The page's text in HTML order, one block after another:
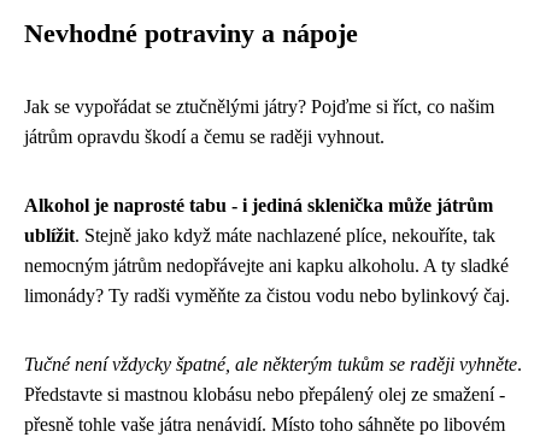
Nevhodné potraviny a nápoje
Jak se vypořádat se ztučnělými játry? Pojďme si říct, co našim
játrům opravdu škodí a čemu se raději vyhnout.
Alkohol je naprosté tabu - i jediná sklenička může játrům
ublížit. Stejně jako když máte nachlazené plíce, nekouříte, tak
nemocným játrům nedopřávejte ani kapku alkoholu. A ty sladké
limonády? Ty radši vyměňte za čistou vodu nebo bylinkový čaj.
Tučné není vždycky špatné, ale některým tukům se raději vyhněte.
Představte si mastnou klobásu nebo přepálený olej ze smažení -
přesně tohle vaše játra nenávidí. Místo toho sáhněte po libovém